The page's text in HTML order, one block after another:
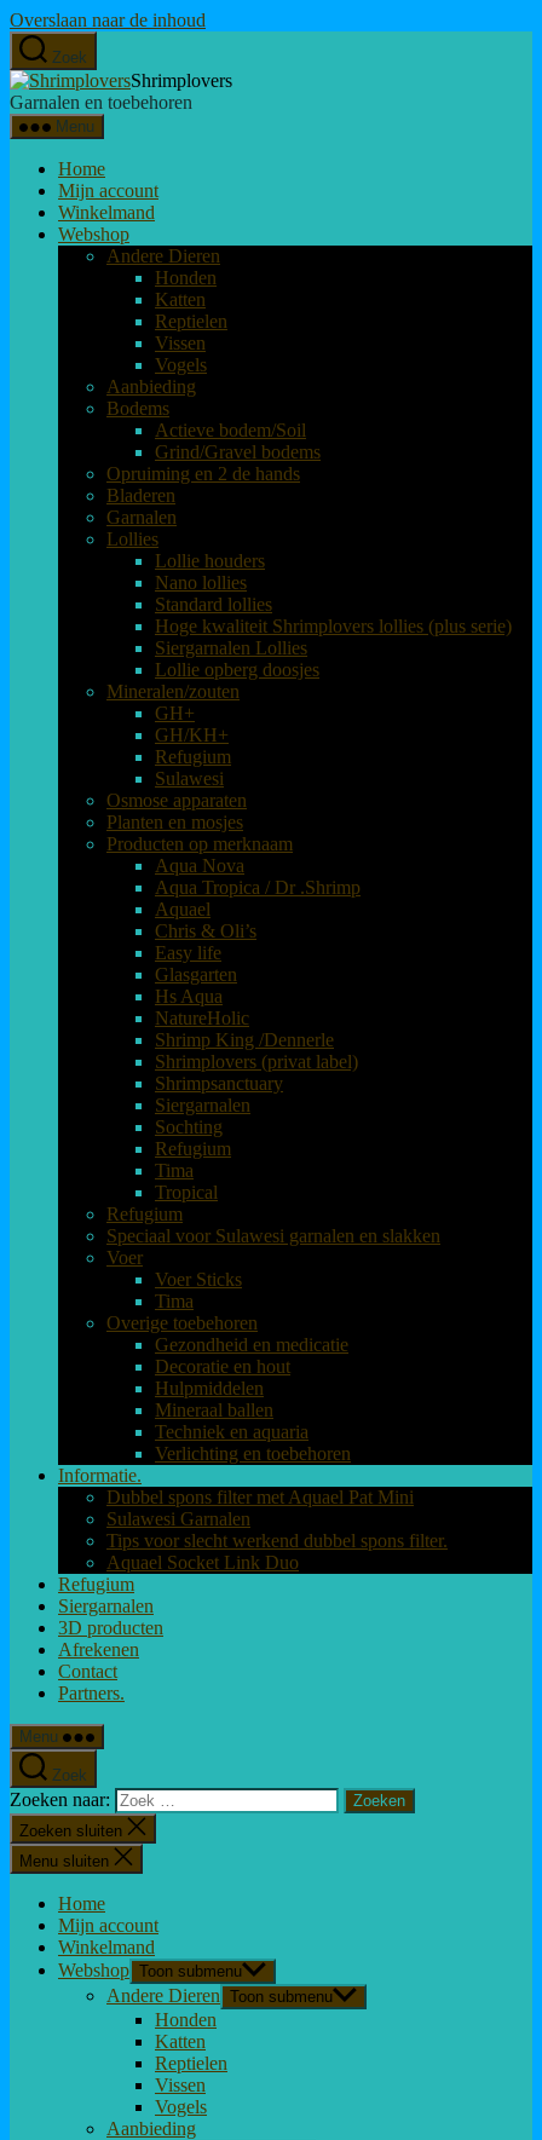
Overslaan naar de inhoud
Zoek
Shrimplovers
Garnalen en toebehoren
Menu
Home
Mijn account
Winkelmand
Webshop
Andere Dieren
Honden
Katten
Reptielen
Vissen
Vogels
Aanbieding
Bodems
Actieve bodem/Soil
Grind/Gravel bodems
Opruiming en 2 de hands
Bladeren
Garnalen
Lollies
Lollie houders
Nano lollies
Standard lollies
Hoge kwaliteit Shrimplovers lollies (plus serie)
Siergarnalen Lollies
Lollie opberg doosjes
Mineralen/zouten
GH+
GH/KH+
Refugium
Sulawesi
Osmose apparaten
Planten en mosjes
Producten op merknaam
Aqua Nova
Aqua Tropica / Dr .Shrimp
Aquael
Chris & Oli’s
Easy life
Glasgarten
Hs Aqua
NatureHolic
Shrimp King /Dennerle
Shrimplovers (privat label)
Shrimpsanctuary
Siergarnalen
Sochting
Refugium
Tima
Tropical
Refugium
Speciaal voor Sulawesi garnalen en slakken
Voer
Voer Sticks
Tima
Overige toebehoren
Gezondheid en medicatie
Decoratie en hout
Hulpmiddelen
Mineraal ballen
Techniek en aquaria
Verlichting en toebehoren
Informatie.
Dubbel spons filter met Aquael Pat Mini
Sulawesi Garnalen
Tips voor slecht werkend dubbel spons filter.
Aquael Socket Link Duo
Refugium
Siergarnalen
3D producten
Afrekenen
Contact
Partners.
Menu
Zoek
Zoeken naar:
Zoeken sluiten
Menu sluiten
Home
Mijn account
Winkelmand
Webshop Toon submenu
Andere Dieren Toon submenu
Honden
Katten
Reptielen
Vissen
Vogels
Aanbieding